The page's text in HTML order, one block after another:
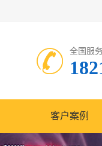
全国服
客户案例